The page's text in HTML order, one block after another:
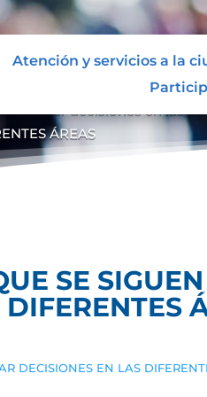
Atención y servicios a la
tomar decisiones en las
ÁREAS
SE
DECISIONES EN LAS